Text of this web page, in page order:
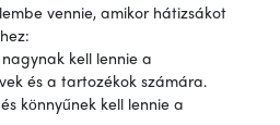
vennie, amikor hátizsákot
kell lennie a
és a tartozékok számára.
könnyűnek kell lennie a